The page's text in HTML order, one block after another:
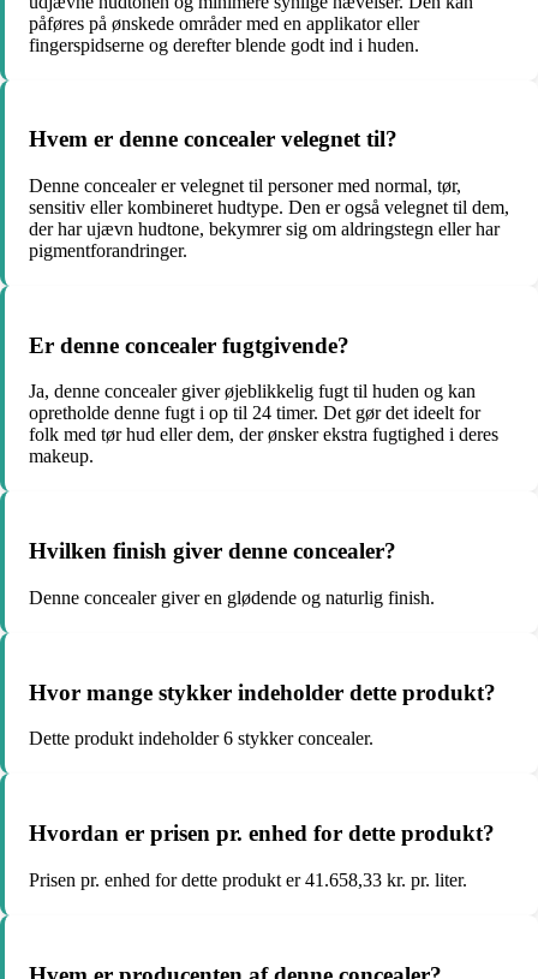
påføres på ønskede områder med en applikator eller
fingerspidserne og derefter blende godt ind i huden.
Hvem er denne concealer velegnet til?
Denne concealer er velegnet til personer med normal, tør,
sensitiv eller kombineret hudtype. Den er også velegnet til dem,
der har ujævn hudtone, bekymrer sig om aldringstegn eller har
pigmentforandringer.
Er denne concealer fugtgivende?
Ja, denne concealer giver øjeblikkelig fugt til huden og kan
opretholde denne fugt i op til 24 timer. Det gør det ideelt for
folk med tør hud eller dem, der ønsker ekstra fugtighed i deres
makeup.
Hvilken finish giver denne concealer?
Denne concealer giver en glødende og naturlig finish.
Hvor mange stykker indeholder dette produkt?
Dette produkt indeholder 6 stykker concealer.
Hvordan er prisen pr. enhed for dette produkt?
Prisen pr. enhed for dette produkt er 41.658,33 kr. pr. liter.